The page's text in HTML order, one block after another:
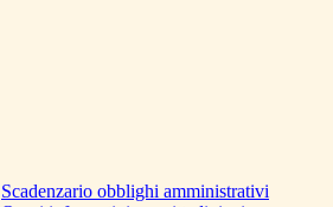
Scadenzario obblighi amministrativi